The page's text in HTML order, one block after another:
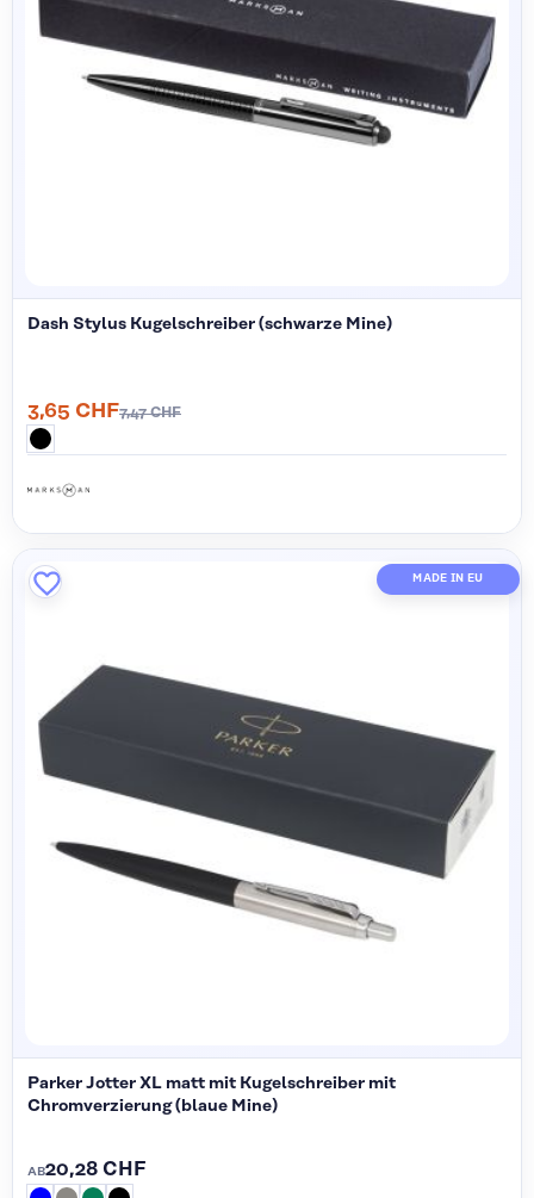
Dash Stylus Kugelschreiber (schwarze Mine)
3,65 CHF7,47 CHF
MADE IN EU
Parker Jotter XL matt mit Kugelschreiber mit
Chromverzierung (blaue Mine)
AB20,28 CHF